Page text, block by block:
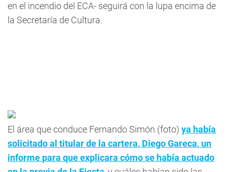
en el incendio del ECA- seguirá con la lupa encima de
la Secretaría de Cultura.
El área que conduce Fernando Simón (foto) ya había
solicitado al titular de la cartera, Diego Gareca, un
informe para que explicara cómo se había actuado